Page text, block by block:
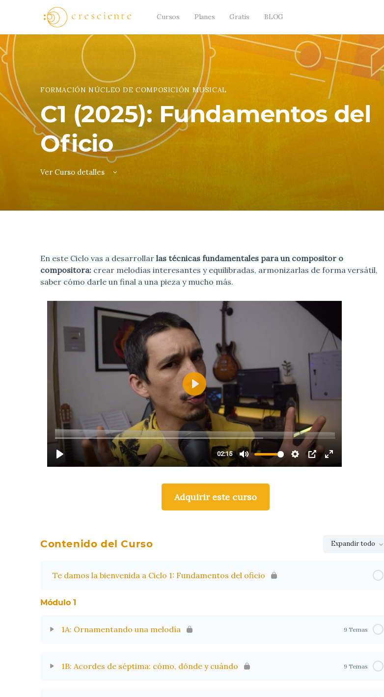
Cursos Planes Gratis BLOG
FORMACIÓN NÚCLEO DE COMPOSICIÓN MUSICAL
C1 (2025): Fundamentos del
Oficio
Ver Curso detalles
En este Ciclo vas a desarrollar las técnicas fundamentales para un compositor o
compositora: crear melodías interesantes y equilibradas, armonizarlas de forma versátil,
saber cómo darle un final a una pieza y mucho más.
Adquirir este curso
Contenido del Curso Expandir todo
Lecciones
Te damos la bienvenida a Ciclo 1: Fundamentos del oficio
Módulo 1
1A: Ornamentando una melodía 9 Temas
1B: Acordes de séptima: cómo, dónde y cuándo 9 Temas